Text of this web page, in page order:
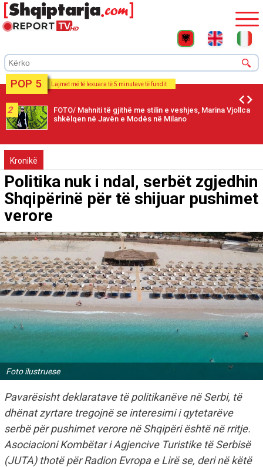
POP 5 Lajmet më të lexuara të 5 minutave të fundit
2
FOTO/ Mahniti të gjithë me stilin e veshjes, Marina Vjollca
shkëlqen në Javën e Modës në Milano
Kronikë
Politika nuk i ndal, serbët zgjedhin
Shqipërinë për të shijuar pushimet
verore
Foto ilustruese
Pavarësisht deklaratave të politikanëve në Serbi, të
dhënat zyrtare tregojnë se interesimi i qytetarëve
serbë për pushimet verore në Shqipëri është në rritje.
Asociacioni Kombëtar i Agjencive Turistike të Serbisë
(JUTA) thotë për Radion Evropa e Lirë se, deri në këtë